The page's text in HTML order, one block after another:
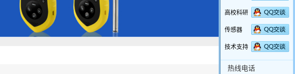
高校科研
传感器
技术支持
热线电话